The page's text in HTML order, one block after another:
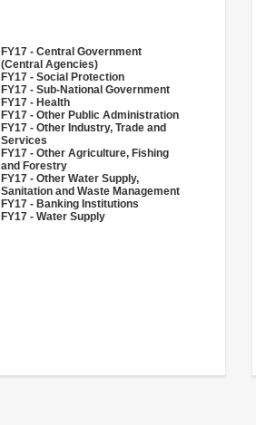
FY17 - Central Government
(Central Agencies)
FY17 - Social Protection
FY17 - Sub-National Government
FY17 - Health
FY17 - Other Public Administration
FY17 - Other Industry, Trade and
Services
FY17 - Other Agriculture, Fishing
and Forestry
FY17 - Other Water Supply,
Sanitation and Waste Management
FY17 - Banking Institutions
FY17 - Water Supply